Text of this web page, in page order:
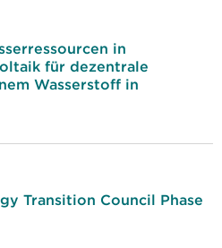
in
für dezentrale
Wasserstoff in
Transition Council Phase